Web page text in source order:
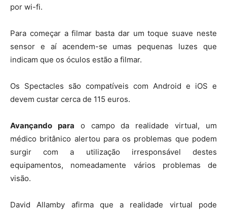
por wi-fi.
Para começar a filmar basta dar um toque suave neste
sensor e aí acendem-se umas pequenas luzes que
indicam que os óculos estão a filmar.
Os Spectacles são compatíveis com Android e iOS e
devem custar cerca de 115 euros.
Avançando para o campo da realidade virtual, um
médico britânico alertou para os problemas que podem
surgir com a utilização irresponsável destes
equipamentos, nomeadamente vários problemas de
visão.
David Allamby afirma que a realidade virtual pode